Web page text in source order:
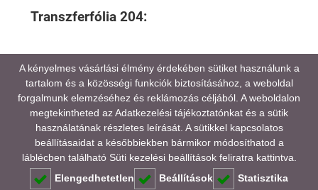
Transzferfólia 204:
A médiatartalmainkban megjelenő színek eltérhetnek
a valóságtól, kijelző és monitor beállításaitól,
valamint a környezeti fényviszonyoktól függően.
GYAKORI KÉRDÉSEK (FAQ)
A kényelmes vásárlási élmény érdekében sütiket használunk a
tartalom és a közösségi funkciók biztosításához, a weboldal
forgalmunk elemzéséhez és reklámozás céljából. A weboldalon
megtekintheted azAdatkezelési tájékoztatónkat és a sütik
használatának részletes leírását. A sütikkel kapcsolatos
beállításaidat a későbbiekben bármikor módosíthatod a
láblécben található Süti kezelési beállítások feliratra kattintva.
Elengedhetetlen
Beállítások Statisztika